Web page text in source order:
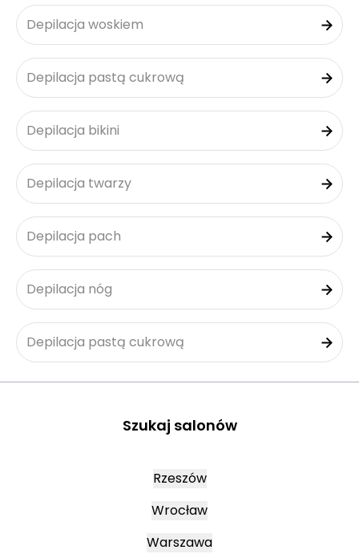
Depilacja woskiem
Depilacja pastą cukrową
Depilacja bikini
Depilacja twarzy
Depilacja pach
Depilacja nóg
Depilacja pastą cukrową
Szukaj salonów
Rzeszów
Wrocław
Warszawa